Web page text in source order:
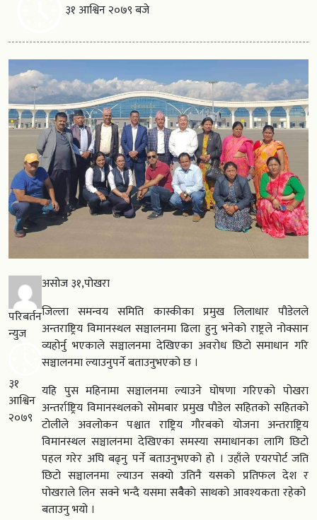
३१ आश्विन २०७९ बजे
परिबर्तन
न्युज
३१
आश्विन
२०७९
असोज ३१,पोखरा
जिल्ला समन्वय समिति कास्कीका प्रमुख लिलाधार पौडेलले
अन्तराष्ट्रिय विमानस्थल सञ्चालनमा ढिला हुनु भनेको राष्ट्रले नोक्सान
व्यहोर्नु भएकाले सञ्चालनमा देखिएका अवरोध छिटो समाधान गरि
सञ्चालनमा ल्याउनुपर्ने बताउनुभएको छ ।
यहि पुस महिनामा सञ्चालनमा ल्याउने घोषणा गरिएको पोखरा
अन्तर्राष्ट्रिय विमानस्थलको सोमबार प्रमुख पौडेल सहितको सहितको
टोलीले अवलोकन पश्चात राष्ट्रिय गौरबको योजना अन्तराष्ट्रिय
विमानस्थल सञ्चालनमा देखिएका समस्या समाधानका लागि छिटो
पहल गरेर अघि बढ्नु पर्ने बताउनुभएको हो । उहाँले एयरपोर्ट जति
छिटो सञ्चालनमा ल्याउन सक्यो उतिनै यसको प्रतिफल देश र
पोखराले लिन सक्ने भन्दै यसमा सबैैैको साथको आवश्यकता रहेको
बताउनु भयो ।